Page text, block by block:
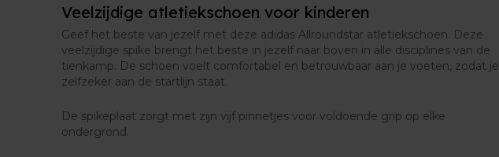
Veelzijdige atletiekschoen voor kinderen
Geef het beste van jezelf met deze adidas Allroundstar atletiekschoen. Deze
veelzijdige spike brengt het beste in jezelf naar boven in alle disciplines van de
tienkamp. De schoen voelt comfortabel en betrouwbaar aan je voeten, zodat je
zelfzeker aan de startlijn staat.
De spikeplaat zorgt met zijn vijf pinnetjes voor voldoende grip op elke
ondergrond.